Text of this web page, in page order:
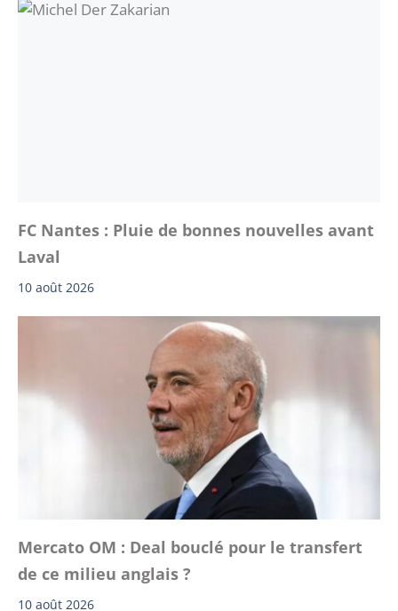
FC Nantes : Pluie de bonnes nouvelles avant
Laval
10 août 2026
Mercato OM : Deal bouclé pour le transfert
de ce milieu anglais ?
10 août 2026